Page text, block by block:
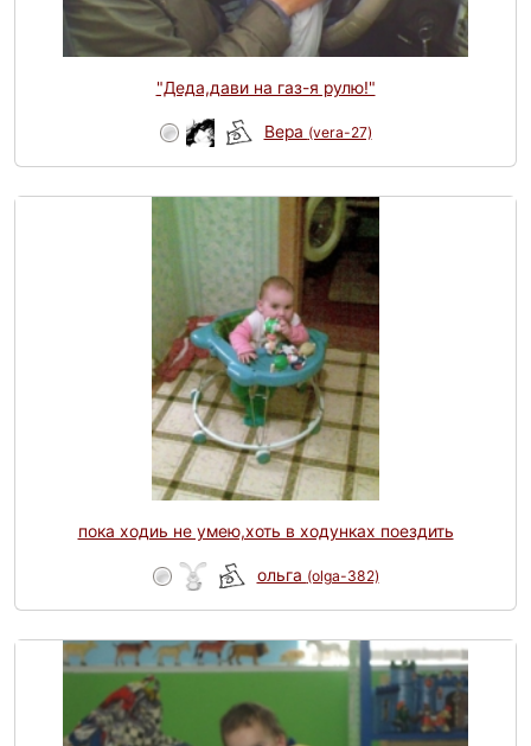
"Деда,дави на газ-я рулю!"
Вера (vera-27)
пока ходиь не умею,хоть в ходунках поездить
ольга (olga-382)